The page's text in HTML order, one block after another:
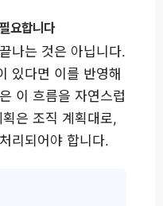
요합니다
나는 것은 아닙니다.
있다면 이를 반영해
이 흐름을 자연스럽
은 조직 계획대로,
리되어야 합니다.